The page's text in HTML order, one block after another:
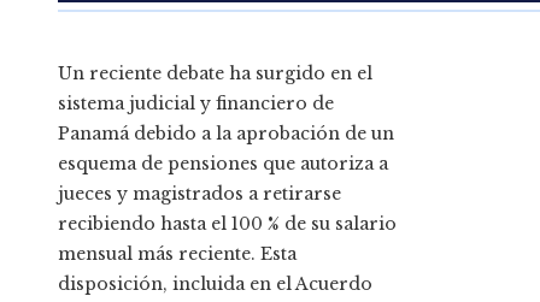
Un reciente debate ha surgido en el
sistema judicial y financiero de
Panamá debido a la aprobación de un
esquema de pensiones que autoriza a
jueces y magistrados a retirarse
recibiendo hasta el 100 % de su salario
mensual más reciente. Esta
disposición, incluida en el Acuerdo